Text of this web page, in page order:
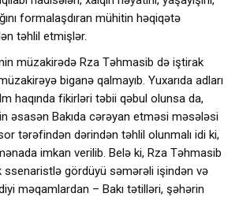
formalaşdıran mühitin həqiqətə
təhlil etmişlər.
müzakirədə Rza Təhmasib də iştirak
biganə qalmayıb. Yuxarıda adları
haqında fikirləri təbii qəbul olunsa da,
əsasən Bakıda cərəyan etməsi məsələsi
tərəfindən dərindən təhlil olunmalı idi ki,
imkan verilib. Belə ki, Rza Təhmasib
ssenaristlə gördüyü səmərəli işindən və
məqamlardan – Bakı tətilləri, şəhərin